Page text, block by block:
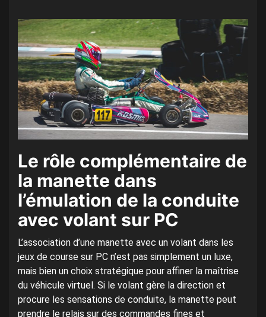
Le rôle complémentaire de
la manette dans
l’émulation de la conduite
avec volant sur PC
L’association d’une manette avec un volant dans les
jeux de course sur PC n’est pas simplement un luxe,
mais bien un choix stratégique pour affiner la maîtrise
du véhicule virtuel. Si le volant gère la direction et
procure les sensations de conduite, la manette peut
prendre le relais sur des commandes fines et